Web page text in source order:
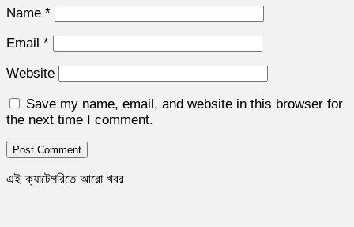
Name *
Email *
Website
Save my name, email, and website in this browser for
the next time I comment.
এই ক্যাটেগরিতে আরো খবর